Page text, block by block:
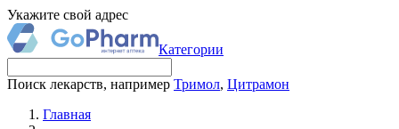
Укажите свой адрес
Категории
Поиск лекарств, например Тримол, Цитрамон
Главная